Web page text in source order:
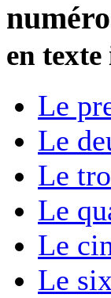
en
Le
Le
Le
Le
Le
Le